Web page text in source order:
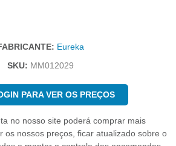
Eureka
SKU: MM012029
PARA VER OS PREÇOS
no nosso site poderá comprar mais
os nossos preços, ficar atualizado sobre o